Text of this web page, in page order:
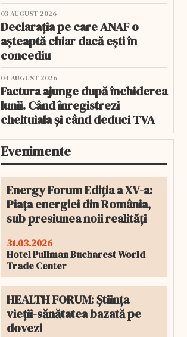
03 AUGUST 2026
Declarația pe care ANAF o
așteaptă chiar dacă ești în
concediu
04 AUGUST 2026
Factura ajunge după închiderea
lunii. Când înregistrezi
cheltuiala și când deduci TVA
Evenimente
Energy Forum Ediția a XV-a:
Piața energiei din România,
sub presiunea noii realități
31.03.2026
Hotel Pullman Bucharest World
Trade Center
HEALTH FORUM: Știința
vieții-sănătatea bazată pe
dovezi